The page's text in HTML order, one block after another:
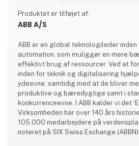
Produktet er tilføjet af:
ABB A/S
ABB er en global teknologileder
automation, som muliggør en mere
effektivt brug af ressourcer. Ved at
inden for teknik og digitalisering
ydeevne, samtidig med at de bliver
produktive og bæredygtige samt i
konkurrenceevne. I ABB kalder vi det ‘Engineered to Outrun’.
Virksomheden har over 140 års
105.000 medarbejdere på
noteret på SIX Swiss Exchange